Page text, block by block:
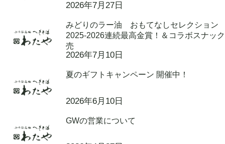
2026年7月27日
みどりのラー油 おもてなしセレクション
2025-2026連続最高金賞！＆コラボスナッ
売
2026年7月10日
夏のギフトキャンペーン 開催中！
2026年6月10日
GWの営業について